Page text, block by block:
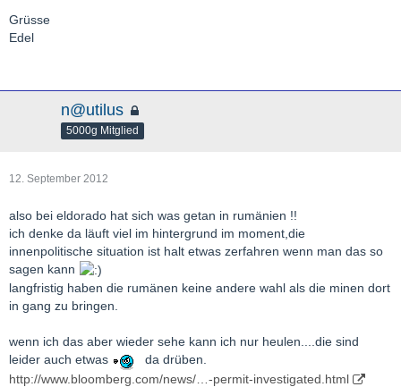
Grüsse
Edel
n@utilus
5000g Mitglied
12. September 2012
also bei eldorado hat sich was getan in rumänien !!
ich denke da läuft viel im hintergrund im moment,die
innenpolitische situation ist halt etwas zerfahren wenn man das so
sagen kann
langfristig haben die rumänen keine andere wahl als die minen dort
in gang zu bringen.
wenn ich das aber wieder sehe kann ich nur heulen....die sind
leider auch etwas
da drüben.
http://www.bloomberg.com/news/…-permit-investigated.html